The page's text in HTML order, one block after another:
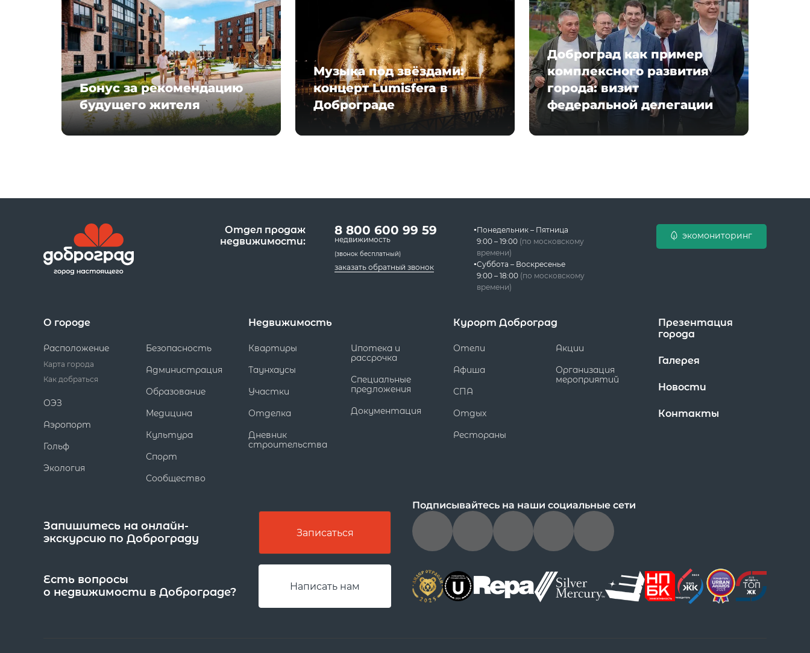
Бонус за рекомендацию
будущего жителя
Музыка под звёздами:
концерт Lumisfera в
Доброграде
Доброград как пример
комплексного развития
города: визит
федеральной делегации
Отдел продаж
недвижимости:
8 800 600 99 59
недвижимость
(звонок бесплатный)
заказать обратный звонок
Понедельник – Пятница
9:00 – 19:00 (по московскому
времени)
Суббота – Воскресенье
9:00 – 18:00 (по московскому
времени)
экомониторинг
О городе
Расположение
Карта города
Как добраться
ОЭЗ
Аэропорт
Гольф
Экология
Безопасность
Администрация
Образование
Медицина
Культура
Спорт
Сообщество
Недвижимость
Квартиры
Таунхаусы
Участки
Отделка
Дневник
строительства
Ипотека и
рассрочка
Специальные
предложения
Документация
Курорт Доброград
Отели
Афиша
СПА
Отдых
Рестораны
Акции
Организация
мероприятий
Презентация
города
Галерея
Новости
Контакты
Запишитесь на онлайн-
экскурсию по Доброграду
Записаться
Подписывайтесь на наши социальные сети
Есть вопросы
о недвижимости в Доброграде?
Написать нам